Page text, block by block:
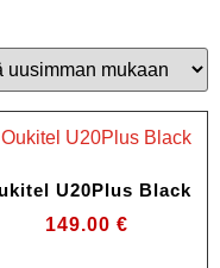
U20Plus Black
149.00 €